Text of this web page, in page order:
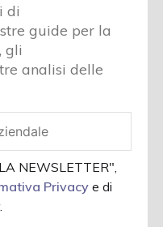
di
guide per la
gli
analisi delle
NEWSLETTER",
Privacye di